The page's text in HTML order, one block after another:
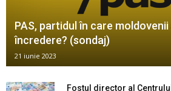
PAS, partidul în care
încredere? (sondaj)
21 iunie 2023
Fostul director al